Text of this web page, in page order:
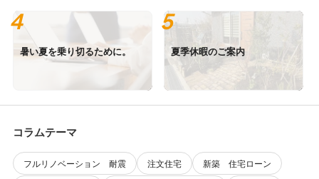
暑い夏を乗り切るために。 夏季休暇のご案内
コラムテーマ
フルリノベーション 耐震 注文住宅
新築 住宅ローン